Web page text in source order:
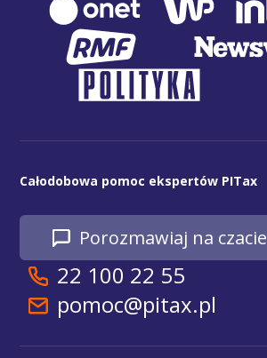
Całodobowa pomoc ekspertów PITax
Porozmawiaj na czacie
22 100 22 55
pomoc@pitax.pl